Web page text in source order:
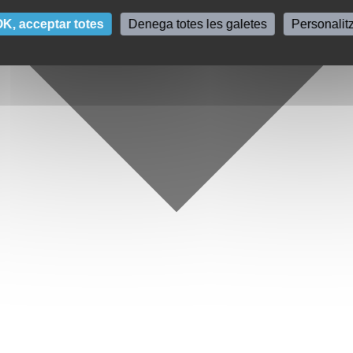
acceptar totes Denega totes les galetes